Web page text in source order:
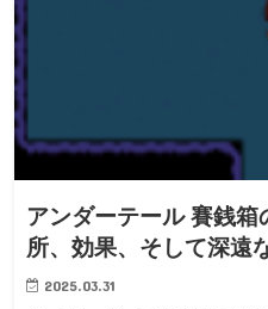
アンダーテール 賽銭
所、効果、そして深遠
2025.03.31